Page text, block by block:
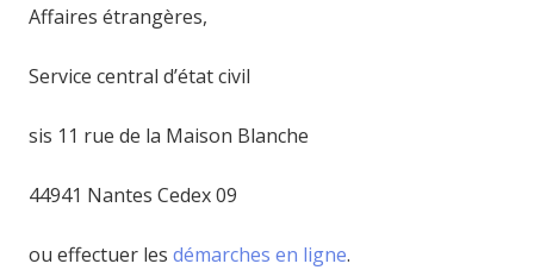
Affaires étrangères,
Service central d’état civil
sis 11 rue de la Maison Blanche
44941 Nantes Cedex 09
ou effectuer les démarches en ligne.